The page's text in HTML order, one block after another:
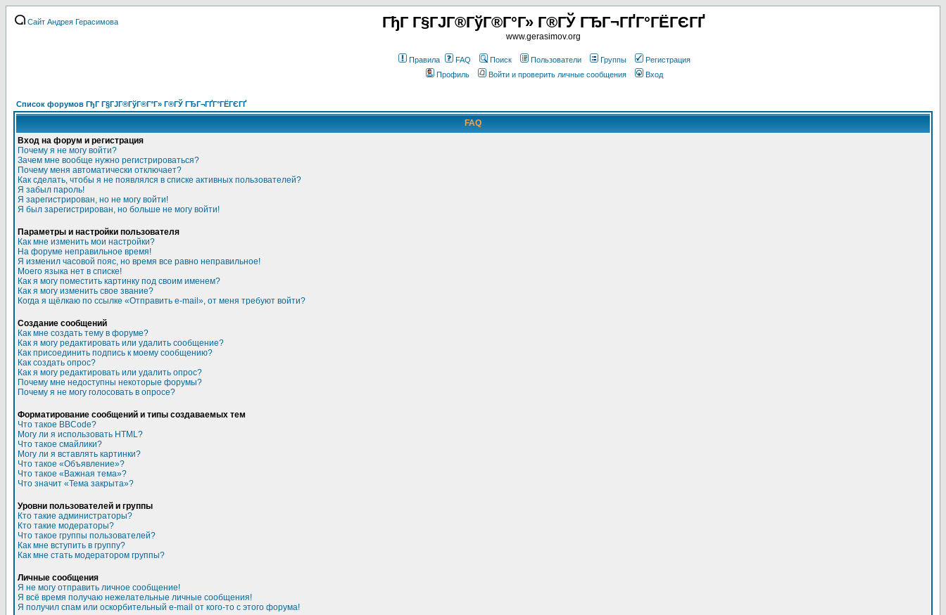
Сайт Андрея Герасимова ГђГ Г§ГЈГ®ГўГ®Г°Г» Г®ГЎ ГЂГ¬ГҐГ°ГЁГЄГҐ
www.gerasimov.org
Правила FAQ Поиск Пользователи Группы
Регистрация
Профиль
Войти и проверить личные сообщения Вход
Список форумов ГђГ Г§ГЈГ®ГўГ®Г°Г» Г®ГЎ ГЂГ¬ГҐГ°ГЁГЄГҐ
FAQ
Вход на форум и регистрация
Почему я не могу войти?
Зачем мне вообще нужно регистрироваться?
Почему меня автоматически отключает?
Как сделать, чтобы я не появлялся в списке активных пользователей?
Я забыл пароль!
Я зарегистрирован, но не могу войти!
Я был зарегистрирован, но больше не могу войти!
Параметры и настройки пользователя
Как мне изменить мои настройки?
На форуме неправильное время!
Я изменил часовой пояс, но время все равно неправильное!
Моего языка нет в списке!
Как я могу поместить картинку под своим именем?
Как я могу изменить свое звание?
Когда я щёлкаю по ссылке «Отправить e-mail», от меня требуют войти?
Создание сообщений
Как мне создать тему в форуме?
Как я могу редактировать или удалить сообщение?
Как присоединить подпись к моему сообщению?
Как создать опрос?
Как я могу редактировать или удалить опрос?
Почему мне недоступны некоторые форумы?
Почему я не могу голосовать в опросе?
Форматирование сообщений и типы создаваемых тем
Что такое BBCode?
Могу ли я использовать HTML?
Что такое смайлики?
Могу ли я вставлять картинки?
Что такое «Объявление»?
Что такое «Важная тема»?
Что значит «Тема закрыта»?
Уровни пользователей и группы
Кто такие администраторы?
Кто такие модераторы?
Что такое группы пользователей?
Как мне вступить в группу?
Как мне стать модератором группы?
Личные сообщения
Я не могу отправить личное сообщение!
Я всё время получаю нежелательные личные сообщения!
Я получил спам или оскорбительный e-mail от кого-то с этого форума!